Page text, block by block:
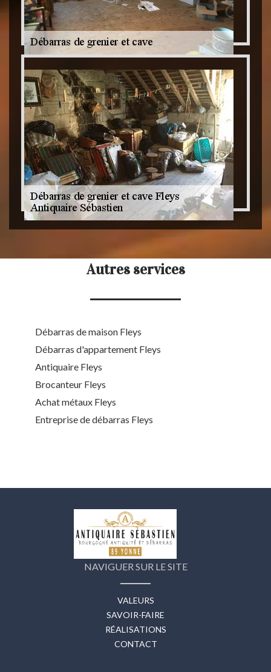
Autres services
Débarras de maison Fleys
Débarras d'appartement Fleys
Antiquaire Fleys
Brocanteur Fleys
Achat métaux Fleys
Entreprise de débarras Fleys
NAVIGUER SUR LE SITE
VALEURS
SAVOIR-FAIRE
RÉALISATIONS
CONTACT